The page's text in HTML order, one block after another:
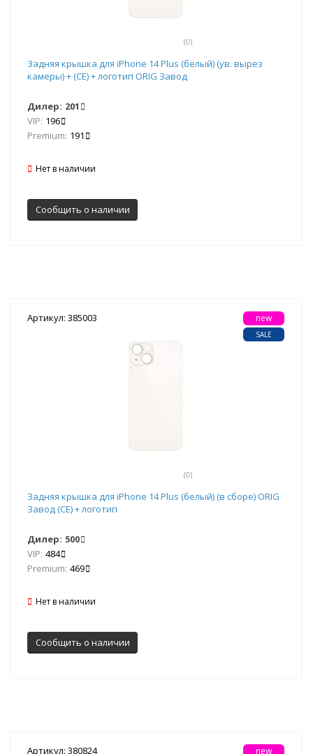
(0)
Задняя крышка для iPhone 14 Plus (белый) (ув. вырез
камеры) + (СЕ) + логотип ORIG Завод
Дилер: 201
VIP: 196
Premium: 191
Нет в наличии
Сообщить о наличии
Артикул: 385003
(0)
new
SALE
Задняя крышка для iPhone 14 Plus (белый) (в сборе) ORIG
Завод (CE) + логотип
Дилер: 500
VIP: 484
Premium: 469
Нет в наличии
Сообщить о наличии
Артикул: 380824 new